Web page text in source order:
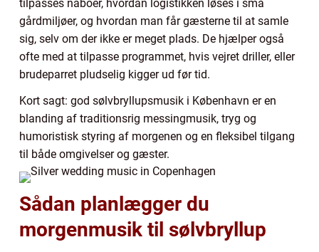
tilpasses naboer, hvordan logistikken løses i små
gårdmiljøer, og hvordan man får gæsterne til at samle
sig, selv om der ikke er meget plads. De hjælper også
ofte med at tilpasse programmet, hvis vejret driller, eller
brudeparret pludselig kigger ud før tid.
Kort sagt: god sølvbryllupsmusik i København er en
blanding af traditionsrig messingmusik, tryg og
humoristisk styring af morgenen og en fleksibel tilgang
til både omgivelser og gæster.
Sådan planlægger du
morgenmusik til sølvbryllup